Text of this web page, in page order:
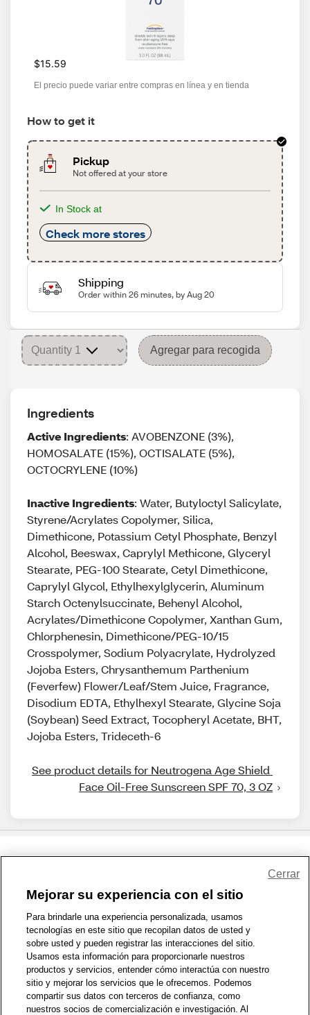
$15.59
El precio puede variar entre compras en línea y en tienda
How to get it
Pickup
Not offered at your store
In Stock at
Check more stores
Shipping
Order within 26 minutes, by Aug 20
Agregar para recogida
Ingredients
Active Ingredients: AVOBENZONE (3%),
HOMOSALATE (15%), OCTISALATE (5%),
OCTOCRYLENE (10%)
Inactive Ingredients: Water, Butyloctyl Salicylate,
Styrene/Acrylates Copolymer, Silica,
Dimethicone, Potassium Cetyl Phosphate, Benzyl
Alcohol, Beeswax, Caprylyl Methicone, Glyceryl
Stearate, PEG-100 Stearate, Cetyl Dimethicone,
Caprylyl Glycol, Ethylhexylglycerin, Aluminum
Starch Octenylsuccinate, Behenyl Alcohol,
Acrylates/Dimethicone Copolymer, Xanthan Gum,
Chlorphenesin, Dimethicone/PEG-10/15
Crosspolymer, Sodium Polyacrylate, Hydrolyzed
Jojoba Esters, Chrysanthemum Parthenium
(Feverfew) Flower/Leaf/Stem Juice, Fragrance,
Disodium EDTA, Ethylhexyl Stearate, Glycine Soja
(Soybean) Seed Extract, Tocopheryl Acetate, BHT,
Jojoba Esters, Trideceth-6
See product details for Neutrogena Age Shield
Face Oil-Free Sunscreen SPF 70, 3 OZ
1-800-679-9691 | Contáctenos | Términos de Uso | Accesibilidad
Política de Privacidad | WA Privacy Policy | Mapa del sitio
Zona de Bienestar | © 1999 - 2026 CVS.com
Mejorar su experiencia con el sitio
Para brindarle una experiencia personalizada, usamos
tecnologías en este sitio que recopilan datos de usted y
sobre usted y pueden registrar las interacciones del sitio.
Usamos esta información para proporcionarle nuestros
productos y servicios, entender cómo interactúa con nuestro
sitio y mejorar los servicios que le ofrecemos. Podemos
compartir sus datos con terceros de confianza, como
nuestros socios de comercialización e investigación. Al
Cerrar